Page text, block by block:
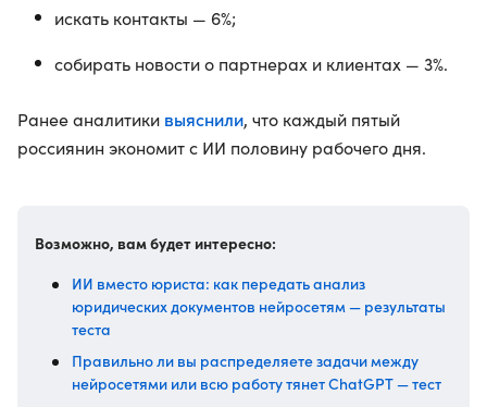
искать контакты — 6%;
собирать новости о партнерах и клиентах — 3%.
Ранее аналитики выяснили, что каждый пятый
россиянин экономит с ИИ половину рабочего дня.
Возможно, вам будет интересно:
ИИ вместо юриста: как передать анализ
юридических документов нейросетям — результаты
теста
Правильно ли вы распределяете задачи между
нейросетями или всю работу тянет ChatGPT — тест